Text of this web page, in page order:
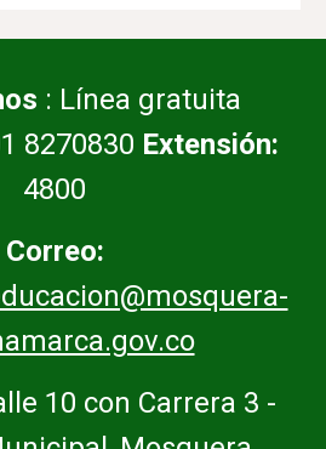
: Línea gratuita
8270830 Extensión:
4800
Correo:
10 con Carrera 3 -